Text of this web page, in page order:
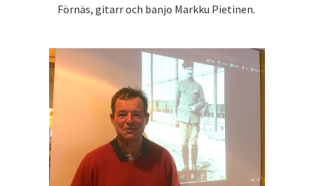
Förnäs, gitarr och banjo Markku Pietinen.